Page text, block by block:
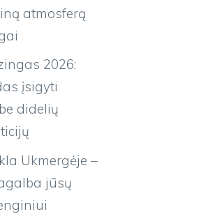
atmosferą
2026:
įsigyti
didelių
Ukmergėje –
jūsų